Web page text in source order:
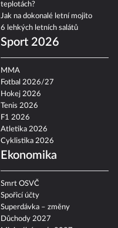
teplotách?
Jak na dokonalé letní mojito
6 lehkých letních salátů
Sport 2026
MMA
Fotbal 2026/27
Hokej 2026
Tenis 2026
F1 2026
Atletika 2026
Cyklistika 2026
Ekonomika
Smrt OSVČ
Spořicí účty
Superdávka – změny
Důchody 2027